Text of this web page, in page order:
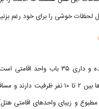
لحظات خوشی را برای خود رغم
می‌رسد. واحد‌های اقامتی این هتل بنا به
مطبوع و زیبای واحد‌های